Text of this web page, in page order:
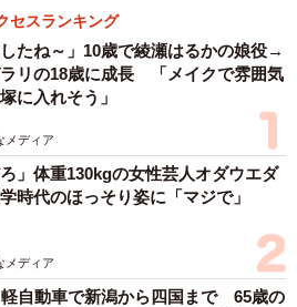
経済的あるいは時間的な制約か
に踏み切れないケースと考えら
なかったから。（30代・男性）
。（30代・女性）
から。（40代・男性）
セスランキング
したね～」10歳で綾瀬はるかの娘役→
リの18歳に成長 「メイクで雰囲気
に入れそう」
メディア
ろ」体重130kgの女性芸人オダウエダ
時代のほっそり姿に「マジで」
メディア
自動車で新潟から四国まで 65歳の